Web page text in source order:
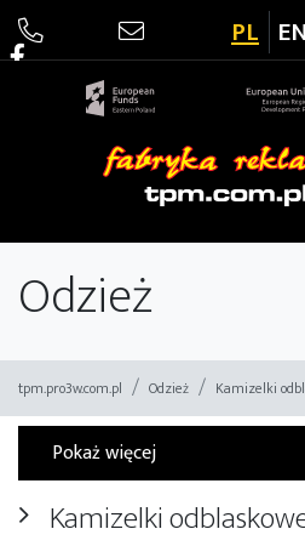
PL EN
Drukarnia TPM
Odzież
tpm.pro3w.com.pl Odzież Kamizelki
Pokaż więcej
Kamizelki